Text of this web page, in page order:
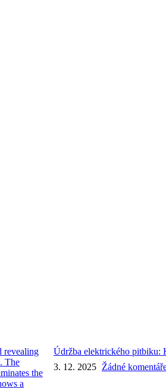
Údržba elektrického pitbiku:
3. 12. 2025 Žádné